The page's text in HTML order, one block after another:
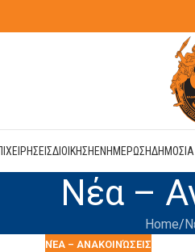
ΔΙΟΙΚΗΣΗΕΝΗΜΕΡΩΣΗ
Νέα –
Home
ΝΈΑ – ΑΝΑΚΟΙΝΏΣΕΙΣ